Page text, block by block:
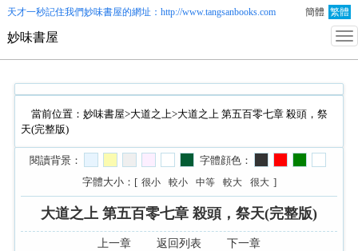
天才一秒記住我們妙味書屋的網址：http://www.tangsanbooks.com 簡體 繁體
妙味書屋
當前位置： 妙味書屋>大道之上>大道之上 第五百零七章 殺頭，祭
天(完整版)
閱讀背景：
字體顔色：
字體大小：[ 很小 較小 中等 較大 很大 ]
大道之上 第五百零七章 殺頭，祭天(完整版)
上一章 返回列表 下一章